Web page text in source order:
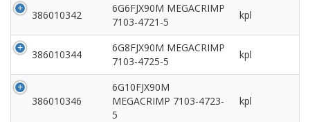
386010342
6G6FJX90M MEGACRIMP
7103-4721-5
kpl
386010344
6G8FJX90M MEGACRIMP
7103-4725-5
kpl
386010346
6G10FJX90M
MEGACRIMP 7103-4723-
5
kpl